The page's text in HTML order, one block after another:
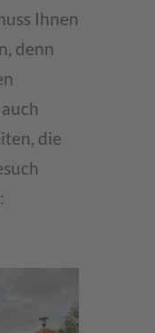
Ihnen
denn
die